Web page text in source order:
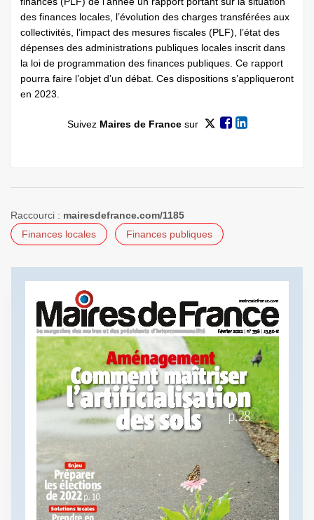
des finances locales, l’évolution des charges transférées aux
collectivités, l’impact des mesures fiscales (PLF), l’état des
dépenses des administrations publiques locales inscrit dans
la loi de programmation des finances publiques. Ce rapport
pourra faire l’objet d’un débat. Ces dispositions s’appliqueront
en 2023.
Suivez Maires de Francesur
Raccourci : mairesdefrance.com/1185
Finances locales
Finances publiques